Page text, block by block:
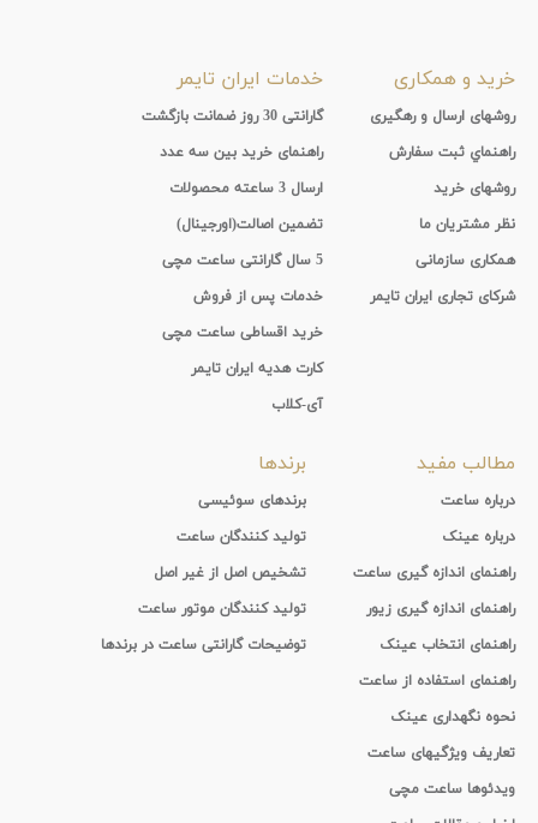
خرید و همکاری
روشهای ارسال و رهگیری
راهنماي ثبت سفارش
روشهای خرید
نظر مشتریان ما
همکاری سازمانی
شرکای تجاری ایران تایمر
خدمات ایران تایمر
گارانتی 30 روز ضمانت بازگشت
راهنمای خرید بین سه عدد
ارسال 3 ساعته محصولات
تضمین اصالت(اورجینال)
5 سال گارانتی ساعت مچی
خدمات پس از فروش
خرید اقساطی ساعت مچی
کارت هدیه ایران تایمر
آی-کلاب
مطالب مفید
درباره ساعت
درباره عینک
راهنمای اندازه گیری ساعت
راهنمای اندازه گیری زیور
راهنمای انتخاب عینک
راهنمای استفاده از ساعت
نحوه نگهداری عینک
تعاریف ویژگیهای ساعت
ویدئوها ساعت مچی
برندها
برندهای سوئیسی
تولید کنندگان ساعت
تشخیص اصل از غیر اصل
تولید کنندگان موتور ساعت
توضیحات گارانتی ساعت در برندها